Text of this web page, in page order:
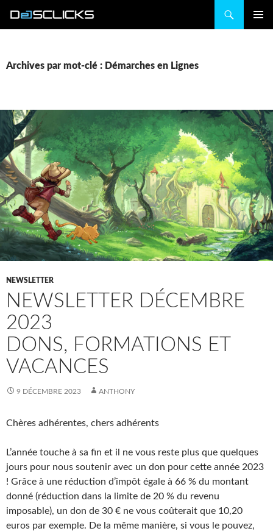
Archives par mot-clé : Démarches en Lignes
NEWSLETTER
NEWSLETTER DÉCEMBRE
2023
DONS, FORMATIONS ET
VACANCES
9 DÉCEMBRE 2023 ANTHONY
Chères adhérentes, chers adhérents
L’année touche à sa fin et il ne vous reste plus que quelques
jours pour nous soutenir avec un don pour cette année 2023
! Grâce à une réduction d’impôt égale à 66 % du montant
donné (réduction dans la limite de 20 % du revenu
imposable), un don de 30 € ne vous coûterait que 10,20
euros par exemple. De la même manière, si vous le pouvez,